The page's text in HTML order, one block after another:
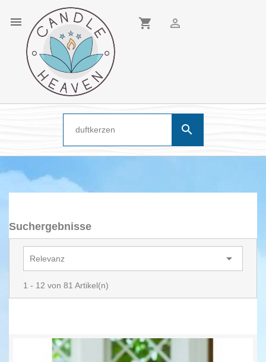
 shopping_cart 

Suchergebnisse
Relevanz 
1 - 12 von 81 Artikel(n)